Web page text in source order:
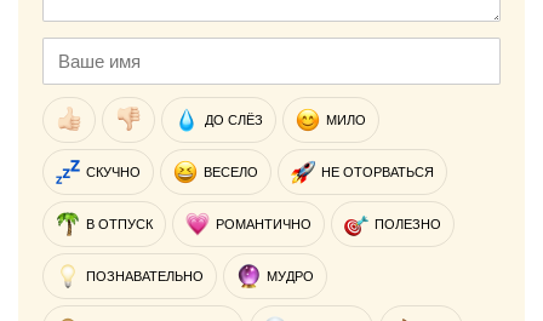
ДО СЛЁЗ МИЛО
СКУЧНО ВЕСЕЛО НЕ ОТОРВАТЬСЯ
В ОТПУСК РОМАНТИЧНО ПОЛЕЗНО
ПОЗНАВАТЕЛЬНО МУДРО